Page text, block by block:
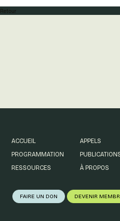
Retour
ACCUEIL
PROGRAMMATION
RESSOURCES
APPELS
À PROPOS
FAIRE UN DON DEVENIR